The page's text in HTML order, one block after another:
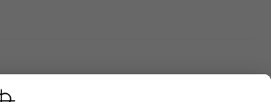
Internationellt